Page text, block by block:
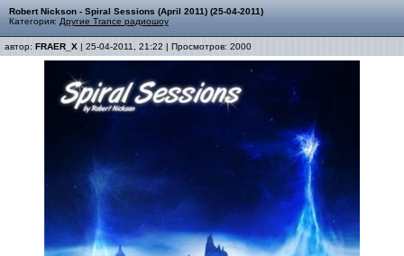
Robert Nickson - Spiral Sessions (April 2011) (25-04-2011)
Категория: Другие Trance радиошоу
автор: FRAER_X | 25-04-2011, 21:22 | Просмотров: 2000